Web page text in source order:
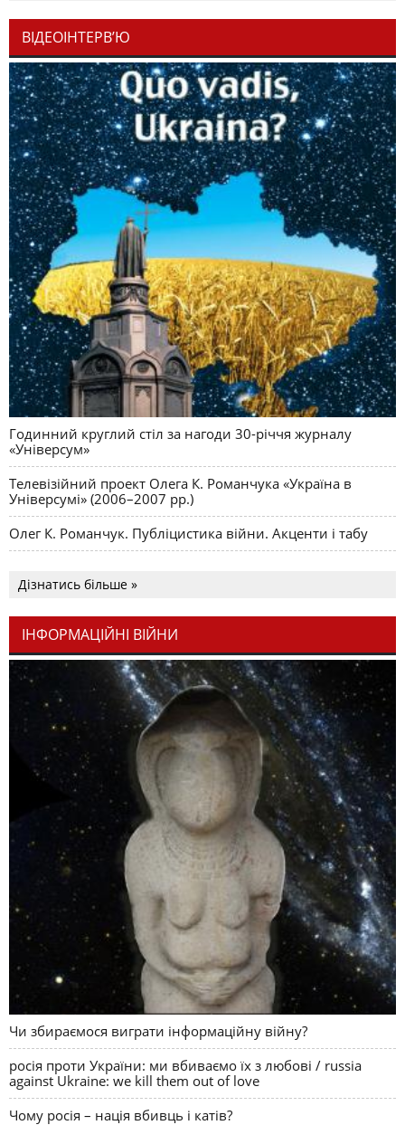
ВІДЕОІНТЕРВ’Ю
Годинний круглий стіл за нагоди 30-річчя журналу
«Універсум»
Телевізійний проект Олега К. Романчука «Україна в
Універсумі» (2006–2007 рр.)
Олег К. Романчук. Публіцистика війни. Акценти і табу
Дізнатись більше »
ІНФОРМАЦІЙНІ ВІЙНИ
Чи збираємося виграти інформаційну війну?
росія проти України: ми вбиваємо їх з любові / russia
against Ukraine: we kill them out of love
Чому росія – нація вбивць і катів?